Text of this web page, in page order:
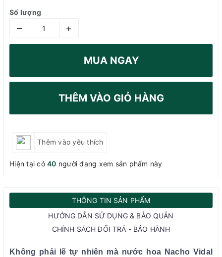
Số lượng
– +
MUA NGAY
THÊM VÀO GIỎ HÀNG
Thêm vào yêu thích
Hiện tại có 40 người đang xem sản phẩm này
THÔNG TIN SẢN PHẨM
HƯỚNG DẪN SỬ DỤNG & BẢO QUẢN
CHÍNH SÁCH ĐỔI TRẢ - BẢO HÀNH
Không phải lẽ tự nhiên mà nước hoa Nacho Vidal